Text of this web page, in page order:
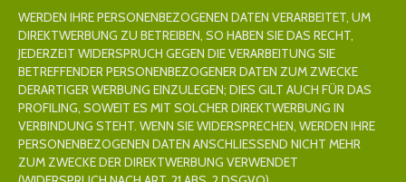
WERDEN IHRE PERSONENBEZOGENEN DATEN VERARBEITET, UM
DIREKTWERBUNG ZU BETREIBEN, SO HABEN SIE DAS RECHT,
JEDERZEIT WIDERSPRUCH GEGEN DIE VERARBEITUNG SIE
BETREFFENDER PERSONENBEZOGENER DATEN ZUM ZWECKE
DERARTIGER WERBUNG EINZULEGEN; DIES GILT AUCH FÜR DAS
PROFILING, SOWEIT ES MIT SOLCHER DIREKTWERBUNG IN
VERBINDUNG STEHT. WENN SIE WIDERSPRECHEN, WERDEN IHRE
PERSONENBEZOGENEN DATEN ANSCHLIESSEND NICHT MEHR
ZUM ZWECKE DER DIREKTWERBUNG VERWENDET